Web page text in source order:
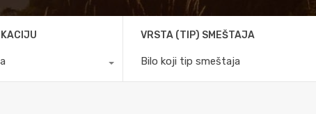
VRSTA (TIP) SMEŠTAJA
Bilo koji tip smeštaja